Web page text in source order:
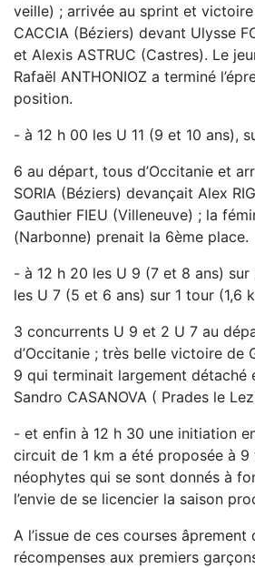
veille) ; arrivée au sprint et
CACCIA (Béziers) devant Ulysse
et Alexis ASTRUC (Castres). Le
Rafaël ANTHONIOZ a terminé
position.
- à 12 h 00 les U 11 (9 et 10 ans),
6 au départ, tous d’Occitanie et
SORIA (Béziers) devançait Alex
Gauthier FIEU (Villeneuve) ; la
(Narbonne) prenait la 6ème place.
- à 12 h 20 les U 9 (7 et 8 ans)
les U 7 (5 et 6 ans) sur 1 tour (1,6
3 concurrents U 9 et 2 U 7 au
d’Occitanie ; très belle victoire de
9 qui terminait largement détaché
Sandro CASANOVA ( Prades le
- et enfin à 12 h 30 une initiation
circuit de 1 km a été proposée à 9
néophytes qui se sont donnés à
l’envie de se licencier la saison
A l’issue de ces courses âprement
récompenses aux premiers